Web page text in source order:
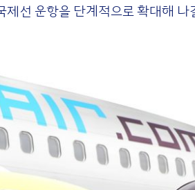
선 운항을 단계적으로 확대해 나